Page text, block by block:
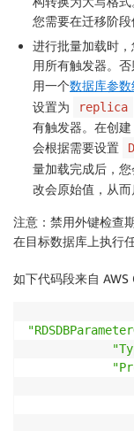
您需要在迁移阶段
进行批量加载时
用所有触发器。
用一个数据库参数
设置为
replica
有触发器。在创
会根据需要设置
量加载完成后，
改会原始值，从而
注意： 禁用外键检查
在目标数据库上执行
如下代码段来自